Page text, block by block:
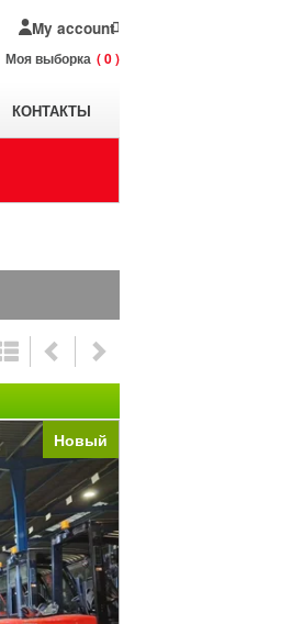
My account
Моя выборка 0
КОНТАКТЫ
Новый